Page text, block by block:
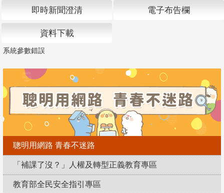
即時新聞澄清 電子布告欄
資料下載
系統參數錯誤
聰明用網路 青春不迷路
「補課了沒？」人權及轉型正義教育專區
教育部全民安全指引專區